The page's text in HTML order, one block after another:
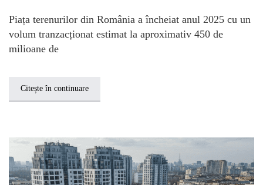
Piața terenurilor din România a încheiat anul 2025 cu un
volum tranzacționat estimat la aproximativ 450 de
milioane de
Citește în continuare